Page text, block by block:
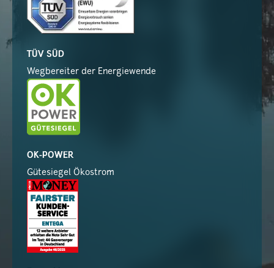
TÜV SÜD
Wegbereiter der Energiewende
OK-POWER
Gütesiegel Ökostrom